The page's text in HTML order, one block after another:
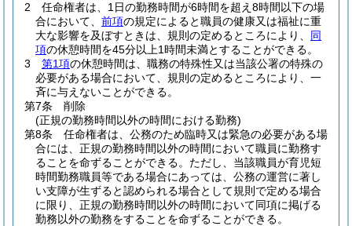
2
任命権者は、1日の勤務時間が6時間を超え8時間以下の場
合において、 前項の規定によると職員の健康又は福祉に重
大な影響を及ぼすときは、規則の定めるところにより、 同
項の休憩時間を45分以上1時間未満とすることができる。
3
第1項の休憩時間は、職務の特殊性又は当該公署の特殊の
必要がある場合において、規則の定めるところにより、一
斉に与えないことができる。
第7条
削除
(正規の勤務時間以外の時間における勤務)
第8条
任命権者は、公務のため臨時又は緊急の必要がある場
合には、正規の勤務時間以外の時間において職員に勤務す
ることを命ずることができる。 ただし、当該職員が育児短
時間勤務職員等である場合にあっては、公務の運営に著し
い支障が生ずると認められる場合として規則で定める場合
に限り、正規の勤務時間以外の時間において同項に掲げる
勤務以外の勤務をすることを命ずることができる。